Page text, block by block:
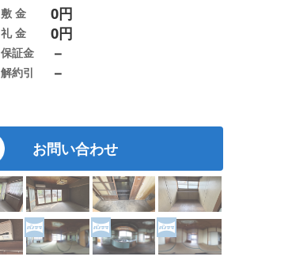
お問い合わせ
敷 金 0円
礼 金 0円
保証金 －
解約引 －